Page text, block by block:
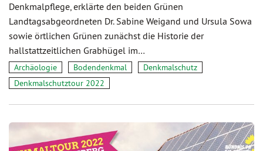
Denkmalpflege, erklärte den beiden Grünen
Landtagsabgeordneten Dr. Sabine Weigand und Ursula Sowa
sowie örtlichen Grünen zunächst die Historie der
hallstattzeitlichen Grabhügel im…
Archäologie Bodendenkmal
Denkmalschutz
Denkmalschutztour 2022